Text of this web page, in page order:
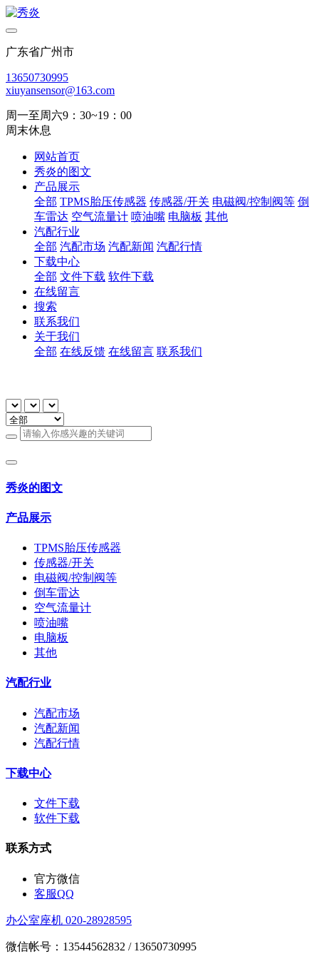
广东省广州市
13650730995
xiuyansensor@163.com
周一至周六9：30~19：00
周末休息
网站首页
秀炎的图文
产品展示
全部 TPMS胎压传感器 传感器/开关 电磁阀/控制阀等 倒
车雷达 空气流量计 喷油嘴 电脑板 其他
汽配行业
全部 汽配市场 汽配新闻 汽配行情
下载中心
全部 文件下载 软件下载
在线留言
搜索
联系我们
关于我们
全部 在线反馈 在线留言 联系我们
秀炎的图文
产品展示
TPMS胎压传感器
传感器/开关
电磁阀/控制阀等
倒车雷达
空气流量计
喷油嘴
电脑板
其他
汽配行业
汽配市场
汽配新闻
汽配行情
下载中心
文件下载
软件下载
联系方式
官方微信
客服QQ
办公室座机 020-28928595
微信帐号：13544562832 / 13650730995